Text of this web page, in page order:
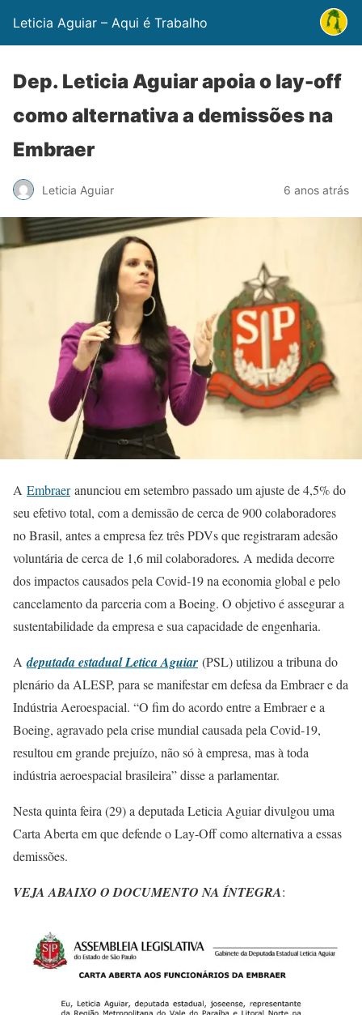
Leticia Aguiar – Aqui é Trabalho
Dep. Leticia Aguiar apoia o lay-off
como alternativa a demissões na
Embraer
Leticia Aguiar 6 anos atrás
A Embraeranunciou em setembro passado um ajuste de 4,5% do
seu efetivo total, com a demissão de cerca de 900 colaboradores
no Brasil, antes a empresa fez três PDVs que registraram adesão
voluntária de cerca de 1,6 mil colaboradores. A medida decorre
dos impactos causados pela Covid-19 na economia global e pelo
cancelamento da parceria com a Boeing. O objetivo é assegurar a
sustentabilidade da empresa e sua capacidade de engenharia.
Adeputada estadual Letica Aguiar (PSL) utilizou a tribuna do
plenário da ALESP, para se manifestar em defesa da Embraer e da
Indústria Aeroespacial. “O fim do acordo entre a Embraer e a
Boeing, agravado pela crise mundial causada pela Covid-19,
resultou em grande prejuízo, não só à empresa, mas à toda
indústria aeroespacial brasileira” disse a parlamentar.
Nesta quinta feira (29) a deputada Leticia Aguiar divulgou uma
Carta Aberta em que defende o Lay-Off como alternativa a essas
demissões.
VEJA ABAIXO O DOCUMENTO NA ÍNTEGRA: